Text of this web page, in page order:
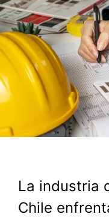
La industria
Chile